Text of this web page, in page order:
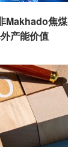
Makhado焦煤
产能价值